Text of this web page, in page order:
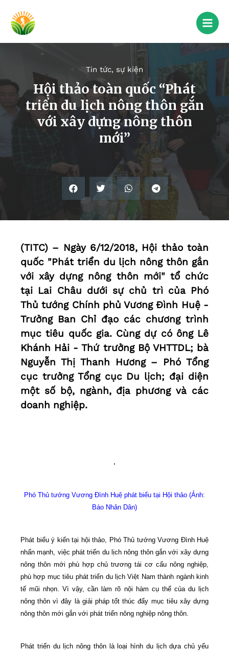
Tin tức, sự kiện
Hội thảo toàn quốc “Phát
triển du lịch nông thôn gắn
với xây dựng nông thôn
mới”
(TITC) – Ngày 6/12/2018, Hội thảo toàn
quốc "Phát triển du lịch nông thôn gắn
với xây dựng nông thôn mới" tổ chức
tại Lai Châu dưới sự chủ trì của Phó
Thủ tướng Chính phủ Vương Đình Huệ -
Trưởng Ban Chỉ đạo các chương trình
mục tiêu quốc gia. Cùng dự có ông Lê
Khánh Hải - Thứ trưởng Bộ VHTTDL; bà
Nguyễn Thị Thanh Hương – Phó Tổng
cục trưởng Tổng cục Du lịch; đại diện
một số bộ, ngành, địa phương và các
doanh nghiệp.
Phó Thủ tướng Vương Đình Huệ phát biểu tại Hội thảo (Ảnh:
Báo Nhân Dân)
Phát biểu ý kiến tại hội thảo, Phó Thủ tướng Vương Ðình Huệ
nhấn mạnh, việc phát triển du lịch nông thôn gắn với xây dựng
nông thôn mới phù hợp chủ trương tái cơ cấu nông nghiệp,
phù hợp mục tiêu phát triển du lịch Việt Nam thành ngành kinh
tế mũi nhọn. Vì vậy, cần làm rõ nội hàm cụ thể của du lịch
nông thôn vì đây là giải pháp tốt thúc đẩy mục tiêu xây dựng
nông thôn mới gắn với phát triển nông nghiệp nông thôn.
Phát triển du lịch nông thôn là loại hình du lịch dựa chủ yếu